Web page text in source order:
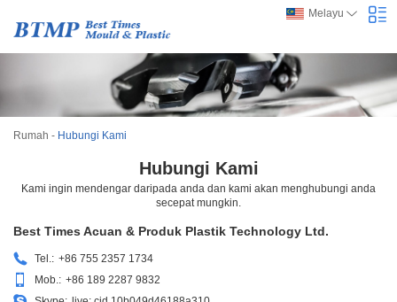
Melayu
Rumah - Hubungi Kami
Hubungi Kami
Kami ingin mendengar daripada anda dan kami akan menghubungi anda
secepat mungkin.
Best Times Acuan & Produk Plastik Technology Ltd.
Tel.: +86 755 2357 1734
Mob.: +86 189 2287 9832